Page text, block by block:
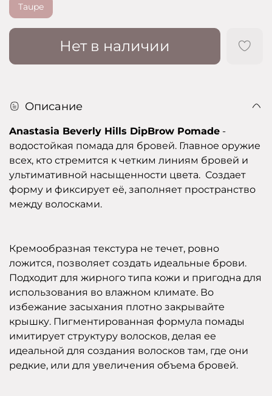
Нет в наличии
Taupe
Описание
Anastasia Beverly Hills DipBrow Pomade -
водостойкая помада для бровей. Главное оружие
всех, кто стремится к четким линиям бровей и
ультимативной насыщенности цвета. Создает
форму и фиксирует её, заполняет пространство
между волосками.
Кремообразная текстура не течет, ровно
ложится, позволяет создать идеальные брови.
Подходит для жирного типа кожи и пригодна для
использования во влажном климате. Во
избежание засыхания плотно закрывайте
крышку. Пигментированная формула помады
имитирует структуру волосков, делая ее
идеальной для создания волосков там, где они
редкие, или для увеличения объема бровей.